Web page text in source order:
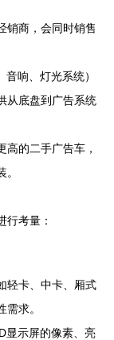
销商，会同时销售
响、灯光系统）
从底盘到广告系统
高的二手广告车，
行考量：
轻卡、中卡、厢式
求。
显示屏的像素、亮